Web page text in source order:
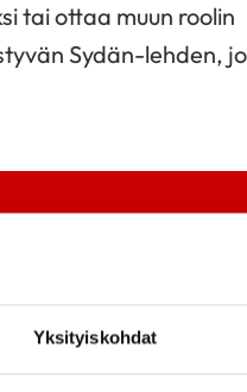
Yksityiskohdat
tai ottaa muun roolin
Sydän-lehden,